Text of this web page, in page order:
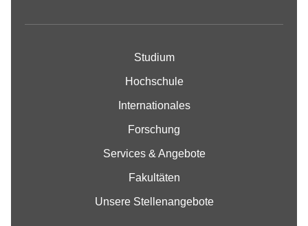
Studium
Hochschule
Internationales
Forschung
Services & Angebote
Fakultäten
Unsere Stellenangebote